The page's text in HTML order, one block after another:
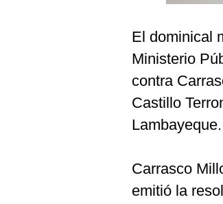
El dominical
Ministerio
contra
Castillo
Lambayeque.
Carrasco
emitió la